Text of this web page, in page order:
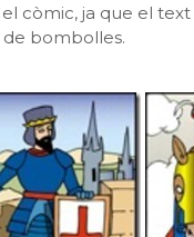
còmic, ja que el
de bombolles.